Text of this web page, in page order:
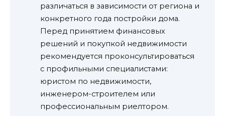
различаться в зависимости от региона и
конкретного года постройки дома.
Перед принятием финансовых
решений и покупкой недвижимости
рекомендуется проконсультироваться
с профильными специалистами:
юристом по недвижимости,
инженером-строителем или
профессиональным риелтором.